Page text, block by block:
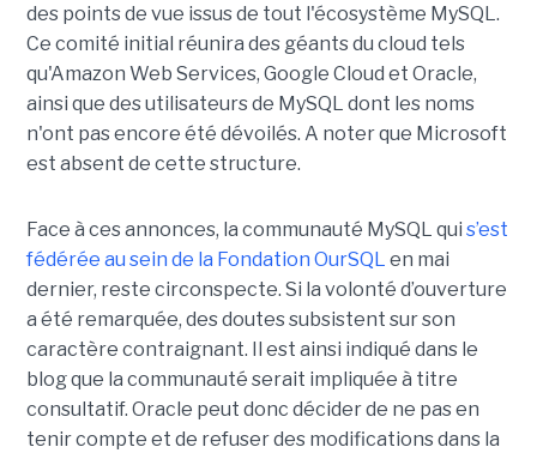
des points de vue issus de tout l'écosystème MySQL.
Ce comité initial réunira des géants du cloud tels
qu'Amazon Web Services, Google Cloud et Oracle,
ainsi que des utilisateurs de MySQL dont les noms
n'ont pas encore été dévoilés. A noter que Microsoft
est absent de cette structure.
Face à ces annonces, la communauté MySQL qui s’est
fédérée au sein de la Fondation OurSQL en mai
dernier, reste circonspecte. Si la volonté d’ouverture
a été remarquée, des doutes subsistent sur son
caractère contraignant. Il est ainsi indiqué dans le
blog que la communauté serait impliquée à titre
consultatif. Oracle peut donc décider de ne pas en
tenir compte et de refuser des modifications dans la